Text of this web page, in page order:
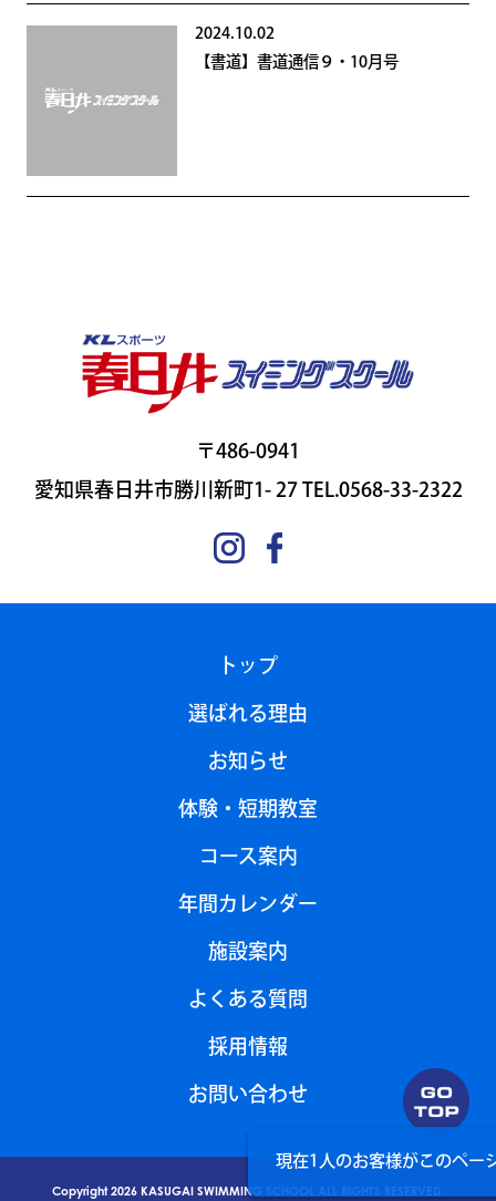
2024.10.02
【書道】書道通信９・10月号
〒486-0941
愛知県春日井市勝川新町1- 27 TEL.0568-33-2322
トップ
選ばれる理由
お知らせ
体験・短期教室
コース案内
年間カレンダー
施設案内
よくある質問
採用情報
お問い合わせ
Copyright 2026 KASUGAI SWIMMING SCHOOL ALL RIGHTS RESERVED.
現在1人のお客様がこのペー